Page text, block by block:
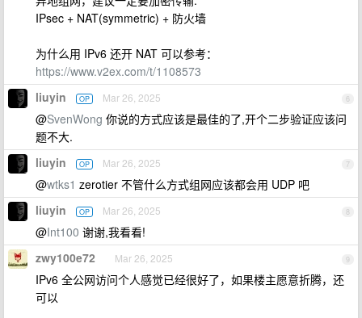
IPsec + NAT(symmetric) + 防火墙
为什么用 IPv6 还开 NAT 可以参考：
https://www.v2ex.com/t/1108573
6
liuyin OP Mar 26, 2025
@SvenWong 你说的方式应该是最佳的了,开个二步验证应该问
题不大.
7
liuyin OP Mar 26, 2025
@wtks1 zerotier 不管什么方式组网应该都会用 UDP 吧
8
liuyin OP Mar 26, 2025
@Int100 谢谢,我看看!
9
zwy100e72 Mar 26, 2025
IPv6 全公网访问个人感觉已经很好了，如果楼主愿意折腾，还
可以